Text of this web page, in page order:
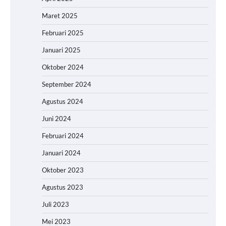
Maret 2025
Februari 2025
Januari 2025
Oktober 2024
September 2024
Agustus 2024
Juni 2024
Februari 2024
Januari 2024
Oktober 2023
Agustus 2023
Juli 2023
Mei 2023